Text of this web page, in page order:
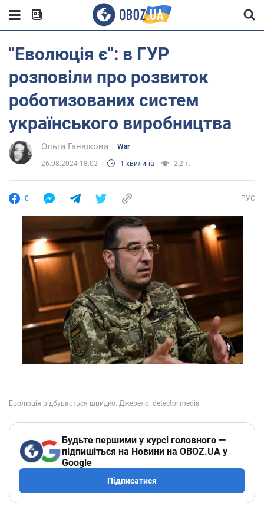
"Еволюція є": в ГУР
розповіли про розвиток
роботизованих систем
українського виробництва
Ольга Ганюкова War
26.08.2024 18:02 1 хвилина 2,2 т.
0 РУС
Будьте першими у курсі головного —
підпишіться на Новини на OBOZ.UA у
Google
Підписатися